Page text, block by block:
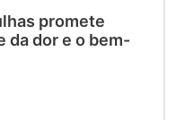
promete
da dor e o bem-